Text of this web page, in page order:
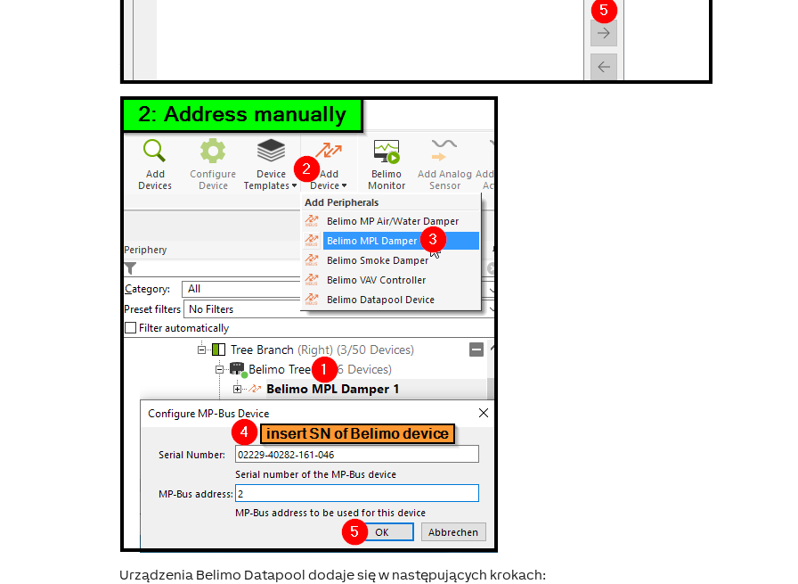
Urządzenia Belimo Datapool dodaje się w następujących krokach: